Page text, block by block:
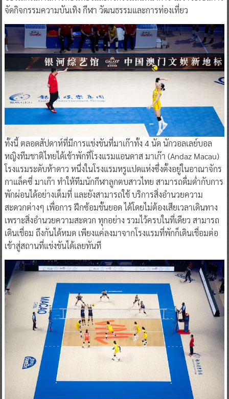
ตั้งแต่ยุคหลังโควิด-19 เป็นต้นมา ให้พลิกโฉมสู่การเป็นฮับแห่งใหม่
จัดกิจกรรมความบันเทิง กีฬา วัฒนธรรมและการท่องเที่ยว
ทั้งนี้ ตลอดสัปดาห์ที่มีการแข่งขันที่มาเก๊าทั้ง 4 นัด นักวอลเลย์บอล
หญิงทีมชาติไทยได้เข้าพักที่โรงแรมแอนดาส มาเก๊า (Andaz Macau)
โรงแรมระดับห้าดาว หนึ่งในโรงแรมหรูแปดแห่งซึ่งตั้งอยู่ในอาณาจักร
กาแล็คซี่ มาเก๊า ทำให้ทีมนักกีฬาลูกตบสาวไทย สามารถดื่มด่ำกับการ
พักผ่อนได้อย่างเต็มที่ และยังสามารถใช้ บริการสิ่งอำนวยความ
สะดวกต่างๆ เพื่อการ ฝึกซ้อมชั้นยอด ได้โดยไม่ต้องเสียเวลาเดินทาง
เพราะสิ่งอำนวยความสะดวก ทุกอย่าง รวมไว้ครบในที่เดียว สามารถ
เดินเชื่อม ถึงกันได้หมด เพียงแค่ลงมาจากโรงแรมที่พักก็เดินเชื่อมต่อ
เข้าสู่สถานที่แข่งขันได้เลยทันที